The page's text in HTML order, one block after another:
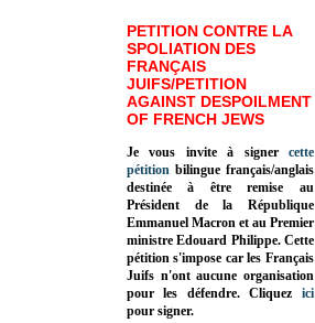
PETITION CONTRE LA
SPOLIATION DES
FRANÇAIS
JUIFS/PETITION
AGAINST DESPOILMENT
OF FRENCH JEWS
Je vous invite à signer cette
pétition bilingue français/anglais
destinée à être remise au
Président de la République
Emmanuel Macron et au Premier
ministre Edouard Philippe. Cette
pétition s'impose car les Français
Juifs n'ont aucune organisation
pour les défendre. Cliquez
ici
pour signer.